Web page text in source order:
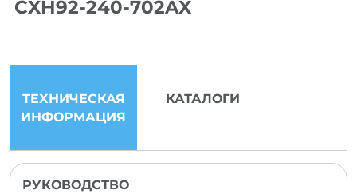
CXH92-240-702AX
ТЕХНИЧЕСКАЯ
ИНФОРМАЦИЯ
КАТАЛОГИ
РУКОВОДСТВО